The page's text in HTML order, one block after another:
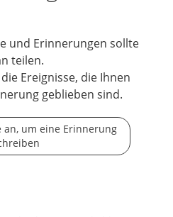
und Erinnerungen sollte
teilen.
Ereignisse, die Ihnen
geblieben sind.
an, um eine Erinnerung